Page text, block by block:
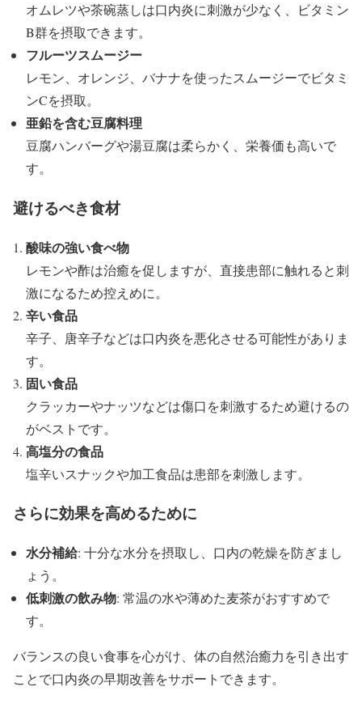
オムレツや茶碗蒸しは口内炎に刺激が少なく、ビタミン
B群を摂取できます。
フルーツスムージー
レモン、オレンジ、バナナを使ったスムージーでビタミ
ンCを摂取。
亜鉛を含む豆腐料理
豆腐ハンバーグや湯豆腐は柔らかく、栄養価も高いで
す。
避けるべき食材
酸味の強い食べ物
レモンや酢は治癒を促しますが、直接患部に触れると刺
激になるため控えめに。
辛い食品
辛子、唐辛子などは口内炎を悪化させる可能性がありま
す。
固い食品
クラッカーやナッツなどは傷口を刺激するため避けるの
がベストです。
高塩分の食品
塩辛いスナックや加工食品は患部を刺激します。
さらに効果を高めるために
水分補給: 十分な水分を摂取し、口内の乾燥を防ぎまし
ょう。
低刺激の飲み物: 常温の水や薄めた麦茶がおすすめで
す。
バランスの良い食事を心がけ、体の自然治癒力を引き出す
ことで口内炎の早期改善をサポートできます。